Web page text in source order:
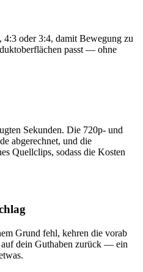
oder 3:4, damit Bewegung zu
passt — ohne
Sekunden. Die 720p- und
abgerechnet, und die
Quellclips, sodass die Kosten
Grund fehl, kehren die vorab
auf dein Guthaben zurück — ein